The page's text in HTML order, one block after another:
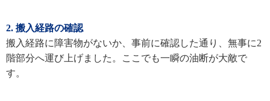
2. 搬入経路の確認
搬入経路に障害物がないか、事前に確認した通り、無事に2
階部分へ運び上げました。ここでも一瞬の油断が大敵で
す。